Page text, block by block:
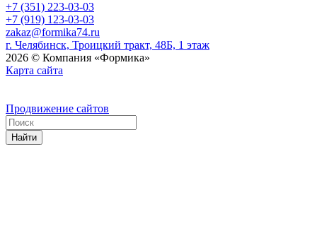
+7 (351) 223-03-03
+7 (919) 123-03-03
zakaz@formika74.ru
г. Челябинск, Троицкий тракт, 48Б, 1 этаж
2026 © Компания «Формика»
Карта сайта
Продвижение сайтов
Найти